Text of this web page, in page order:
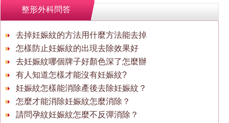
整形外科問答
去掉妊娠紋的方法用什麼方法能去掉
怎樣防止妊娠紋的出現去除效果好
去妊娠紋哪個牌子好顏色深了怎麼辦
有人知道怎樣才能沒有妊娠紋?
妊娠紋怎樣能消除產後去除妊娠紋？
怎麼才能消除妊娠紋怎麼消除？
請問孕紋妊娠紋怎麼不反彈消除？